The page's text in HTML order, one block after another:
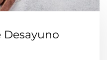
Desayuno